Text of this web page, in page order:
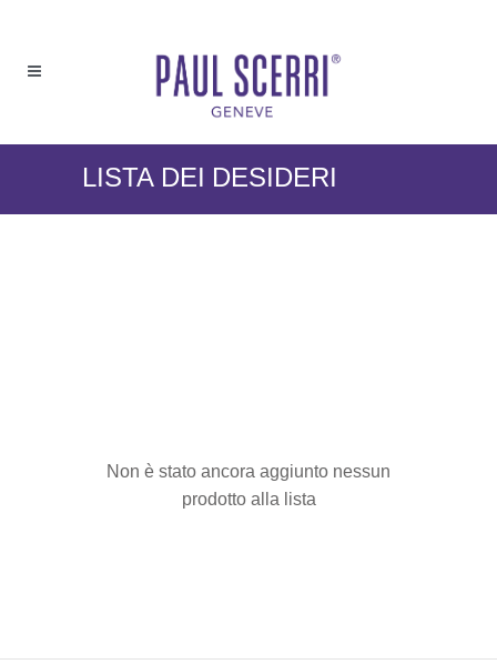
LISTA DEI DESIDERI
Non è stato ancora aggiunto nessun
prodotto alla lista